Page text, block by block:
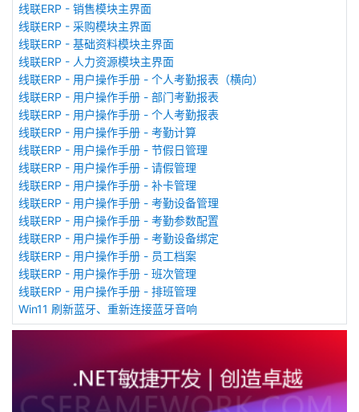
线联ERP - 销售模块主界面
线联ERP - 采购模块主界面
线联ERP - 基础资料模块主界面
线联ERP - 人力资源模块主界面
线联ERP - 用户操作手册 - 个人考勤报表（横向）
线联ERP - 用户操作手册 - 部门考勤报表
线联ERP - 用户操作手册 - 个人考勤报表
线联ERP - 用户操作手册 - 考勤计算
线联ERP - 用户操作手册 - 节假日管理
线联ERP - 用户操作手册 - 请假管理
线联ERP - 用户操作手册 - 补卡管理
线联ERP - 用户操作手册 - 考勤设备管理
线联ERP - 用户操作手册 - 考勤参数配置
线联ERP - 用户操作手册 - 考勤设备绑定
线联ERP - 用户操作手册 - 员工档案
线联ERP - 用户操作手册 - 班次管理
线联ERP - 用户操作手册 - 排班管理
Win11 刷新蓝牙、重新连接蓝牙音响